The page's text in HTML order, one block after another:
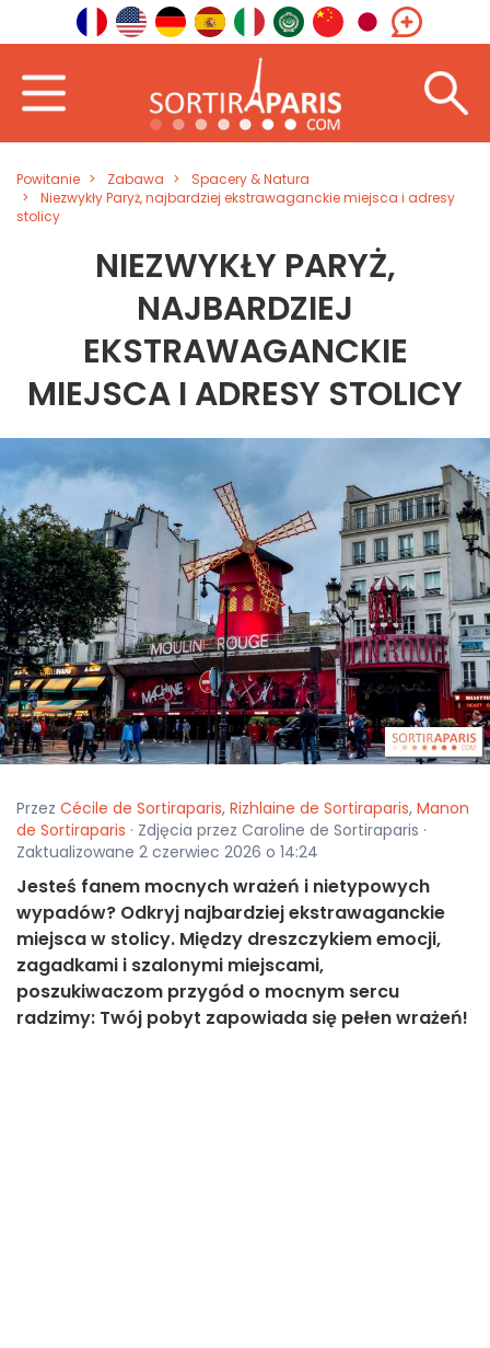
Powitanie Zabawa
Spacery & Natura
Niezwykły Paryż, najbardziej ekstrawaganckie miejsca i adresy
stolicy
NIEZWYKŁY PARYŻ,
NAJBARDZIEJ
EKSTRAWAGANCKIE
MIEJSCA I ADRESY STOLICY
Przez Cécile de Sortiraparis, Rizhlaine de Sortiraparis, Manon
de Sortiraparis · Zdjęcia przez Caroline de Sortiraparis ·
Zaktualizowane 2 czerwiec 2026 o 14:24
Jesteś fanem mocnych wrażeń i nietypowych
wypadów? Odkryj najbardziej ekstrawaganckie
miejsca w stolicy. Między dreszczykiem emocji,
zagadkami i szalonymi miejscami,
poszukiwaczom przygód o mocnym sercu
radzimy: Twój pobyt zapowiada się pełen wrażeń!